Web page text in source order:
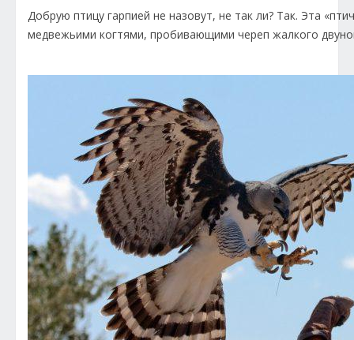
Добрую птицу гарпией не назовут, не так ли? Так. Эта
медвежьими когтями, пробивающими череп жалкого